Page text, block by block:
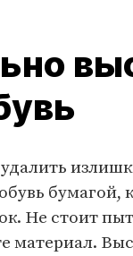
бумагой,
Не стоит
материал.